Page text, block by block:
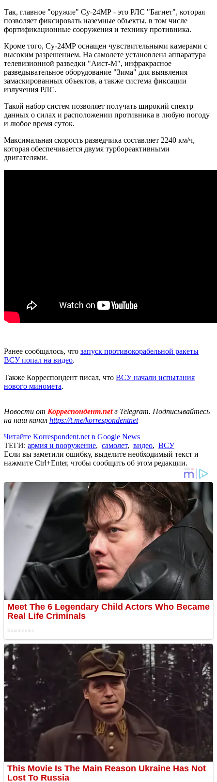
Так, главное "оружие" Су-24МР - это РЛС "Багнет", которая
позволяет фиксировать наземные объекты, в том числе
фортификационные сооружения и технику противника.
Кроме того, Су-24МР оснащен чувствительными камерами с
высоким разрешением. На самолете установлена ​​аппаратура
телевизионной разведки "Аист-М", инфракрасное
разведывательное оборудование "Зима" для выявления
замаскированных объектов, а также система фиксации
излучения РЛС.
Такой набор систем позволяет получать широкий спектр
данных о силах и расположении противника в любую погоду
и любое время суток.
Максимальная скорость разведчика составляет 2240 км/ч,
которая обеспечивается двумя турбореактивными
двигателями.
Ранее сообщалось, что запуск противокорабельной ракеты
ВСУ попал на видео.
Также Корреспондент писал, что ВСУ начали испытания
нового миномета.
Новости от Корреспондент.netв Telegram. Подписывайтесь
на наш канал https://t.me/korrespondentnet
Читайте Korrespondent.net в Google News
ТЕГИ: армия и вооружение, самолет, видео, ВСУ
Если вы заметили ошибку, выделите необходимый текст и
нажмите Ctrl+Enter, чтобы сообщить об этом редакции.